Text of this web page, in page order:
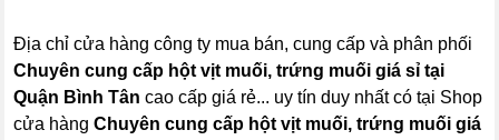
Địa chỉ cửa hàng công ty mua bán, cung cấp và phân phối
Chuyên cung cấp hột vịt muối, trứng muối giá sỉ tại
Quận Bình Tân cao cấp giá rẻ... uy tín duy nhất có tại Shop
cửa hàngChuyên cung cấp hột vịt muối, trứng muối giá